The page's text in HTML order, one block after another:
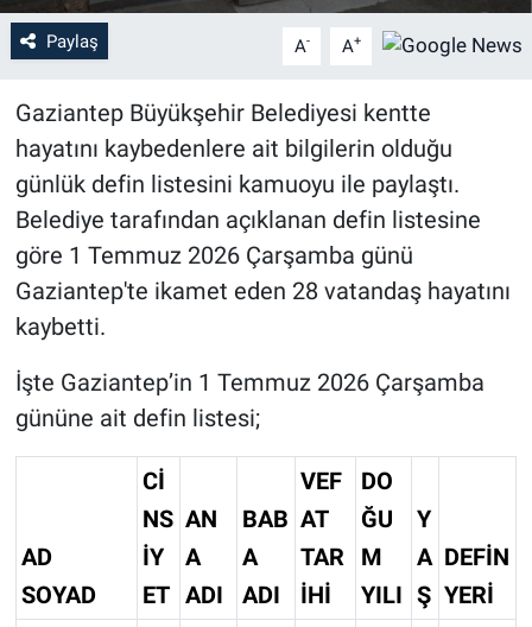
Paylaş A- A+
Gaziantep Büyükşehir Belediyesi kentte
hayatını kaybedenlere ait bilgilerin olduğu
günlük defin listesini kamuoyu ile paylaştı.
Belediye tarafından açıklanan defin listesine
göre 1 Temmuz 2026 Çarşamba günü
Gaziantep'te ikamet eden 28 vatandaş hayatını
kaybetti.
İşte Gaziantep’in 1 Temmuz 2026 Çarşamba
gününe ait defin listesi;
AD
SOYAD
Cİ
NS
İY
ET
AN
A
ADI
BAB
A
ADI
VEF
AT
TAR
İHİ
DO
ĞU
M
YILI
Y
A
Ş
DEFİN
YERİ